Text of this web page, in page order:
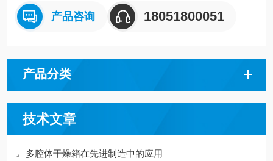
产品咨询 18051800051
产品分类
技术文章
多腔体干燥箱在先进制造中的应用